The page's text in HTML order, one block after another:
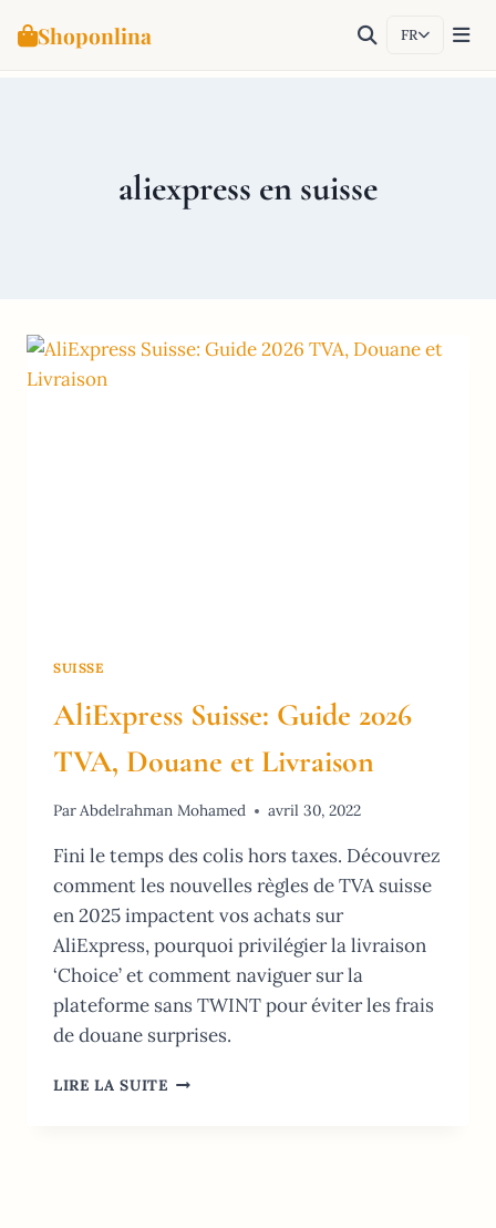
Shoponlina FR
aliexpress en suisse
SUISSE
AliExpress Suisse: Guide 2026
TVA, Douane et Livraison
ParAbdelrahman Mohamed avril 30, 2022
Fini le temps des colis hors taxes. Découvrez
comment les nouvelles règles de TVA suisse
en 2025 impactent vos achats sur
AliExpress, pourquoi privilégier la livraison
‘Choice’ et comment naviguer sur la
plateforme sans TWINT pour éviter les frais
de douane surprises.
LIRE LA SUITEALIEXPRESS